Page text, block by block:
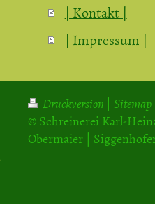
| Kontakt |
| Impressum |
Druckversion | Sitemap
© Schreinerei Karl-
Obermaier |